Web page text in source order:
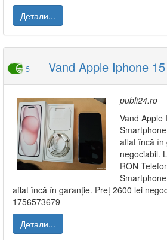
Детали...
5 Vand Apple Iphone
publi24.ro
Vand Apple
aflat încă în
negociabil.
RON
aflat încă în garanție. Preț 2600 lei
1756573679
Детали...